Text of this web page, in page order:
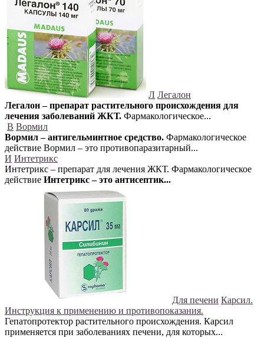
Л Легалон
Легалон – препарат растительного происхождения для
лечения заболеваний ЖКТ. Фармакологическое...
В Вормил
Вормил – антигельминтное средство. Фармакологическое
действие Вормил – это противопаразитарный...
И Интетрикс
Интетрикс – препарат для лечения ЖКТ. Фармакологическое
действие Интетрикс – это антисептик...
Для печени Карсил.
Инструкция к применению и противопоказания.
Гепатопротектор растительного происхождения. Карсил
применяется при заболеваниях печени, для которых...